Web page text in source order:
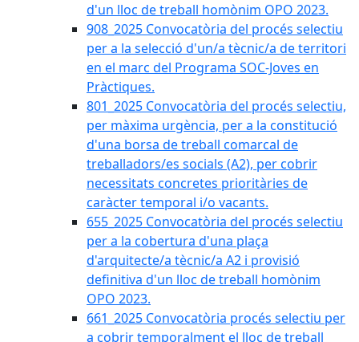
d'un lloc de treball homònim OPO 2023.
908_2025 Convocatòria del procés selectiu
per a la selecció d'un/a tècnic/a de territori
en el marc del Programa SOC-Joves en
Pràctiques.
801_2025 Convocatòria del procés selectiu,
per màxima urgència, per a la constitució
d'una borsa de treball comarcal de
treballadors/es socials (A2), per cobrir
necessitats concretes prioritàries de
caràcter temporal i/o vacants.
655_2025 Convocatòria del procés selectiu
per a la cobertura d'una plaça
d'arquitecte/a tècnic/a A2 i provisió
definitiva d'un lloc de treball homònim
OPO 2023.
661_2025 Convocatòria procés selectiu per
a cobrir temporalment el lloc de treball